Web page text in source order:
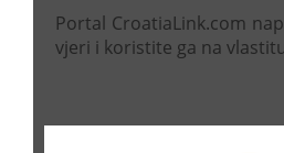
Portal CroatiaLink.com
vjeri i koristite ga na